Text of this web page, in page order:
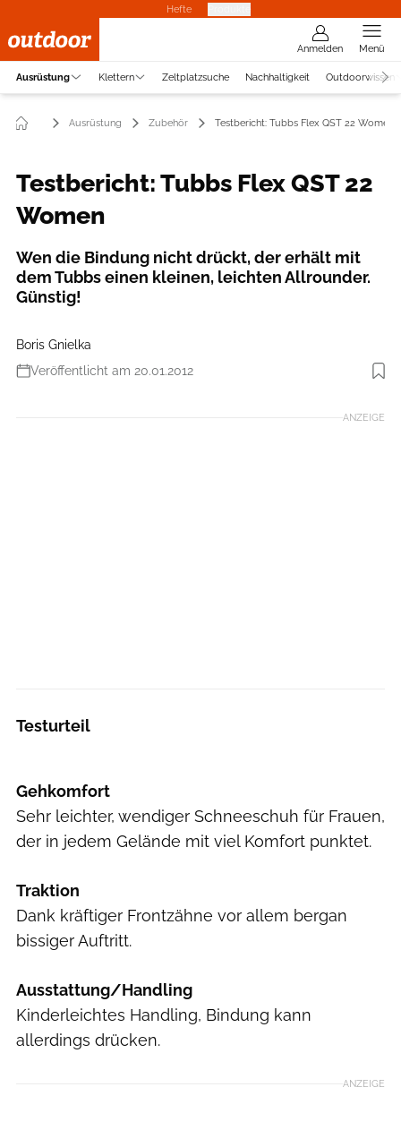
Hefte
Anmelden Menü
Ausrüstung Klettern Zeltplatzsuche Nachhaltigkeit Outdoorwissen
Ausrüstung Zubehör Testbericht: Tubbs Flex QST 22 Women
Testbericht: Tubbs Flex QST 22
Women
Wen die Bindung nicht drückt, der erhält mit
dem Tubbs einen kleinen, leichten Allrounder.
Günstig!
Boris Gnielka
Veröffentlicht am 20.01.2012
ANZEIGE
Testurteil
Gehkomfort
Sehr leichter, wendiger Schneeschuh für Frauen,
der in jedem Gelände mit viel Komfort punktet.
Traktion
Dank kräftiger Frontzähne vor allem bergan
bissiger Auftritt.
Ausstattung/Handling
Kinderleichtes Handling, Bindung kann
allerdings drücken.
ANZEIGE